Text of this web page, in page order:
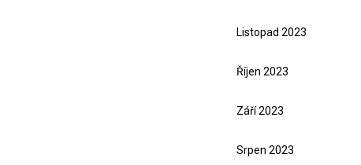
Listopad 2023
Říjen 2023
Září 2023
Srpen 2023